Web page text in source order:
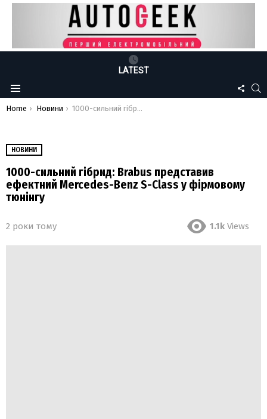
LATEST
Menu
US
You are here:
Home Новини 1000-сильний гібрид: Brabus представив ефектний Mercedes-Benz S-Class у фірмовому тюнінгу
НОВИНИ
1000-сильний гібрид: Brabus представив
ефектний Mercedes-Benz S-Class у фірмовому
тюнінгу
2 роки тому 1.1k Views